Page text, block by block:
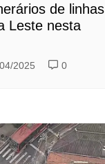
de linhas
Leste nesta
2025 0